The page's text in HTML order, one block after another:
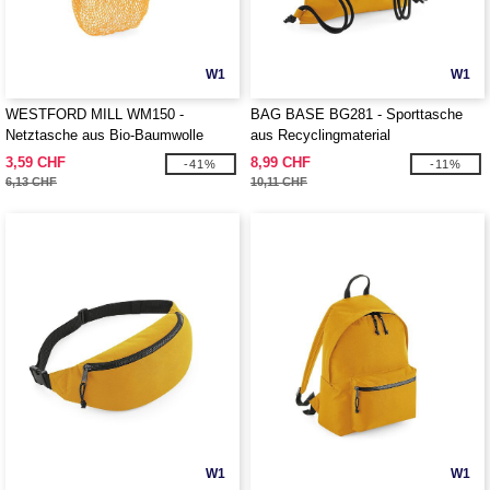
W1
WESTFORD MILL WM150 -
Netztasche aus Bio-Baumwolle
3,59 CHF
6,13 CHF
-41%
W1
BAG BASE BG281 - Sporttasche
aus Recyclingmaterial
8,99 CHF
10,11 CHF
-11%
W1 W1